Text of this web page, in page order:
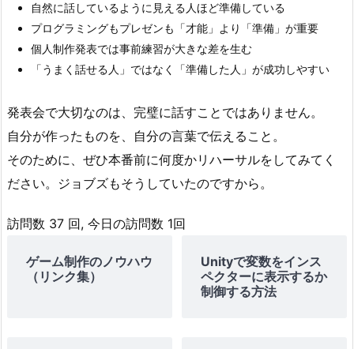
め
自然に話しているように見える人ほど準備している
プログラミングもプレゼンも「才能」より「準備」が重要
個人制作発表では事前練習が大きな差を生む
「うまく話せる人」ではなく「準備した人」が成功しやすい
発表会で大切なのは、完璧に話すことではありません。
自分が作ったものを、自分の言葉で伝えること。
そのために、ぜひ本番前に何度かリハーサルをしてみてく
ださい。ジョブズもそうしていたのですから。
訪問数 37 回, 今日の訪問数 1回
ゲーム制作のノウハウ
（リンク集）
Unityで変数をインス
ペクターに表示するか
制御する方法